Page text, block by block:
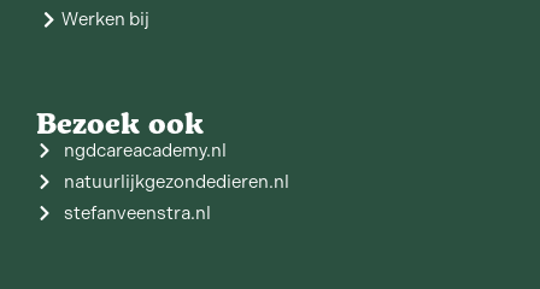
Werken bij
Bezoek ook
ngdcareacademy.nl
natuurlijkgezondedieren.nl
stefanveenstra.nl